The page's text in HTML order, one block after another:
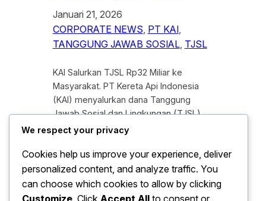
Januari 21, 2026
CORPORATE NEWS, PT KAI
TANGGUNG JAWAB SOSIAL, TJSL
KAI Salurkan TJSL Rp32 Miliar ke
Masyarakat. PT Kereta Api Indonesia
(KAI) menyalurkan dana Tanggung
Jawab Sosial dan Lingkungan (TJSL)
senilai Rp32 miliar kepada masyarakat
Penyaluran dana tersebut di lakukan
sebagai bagian dari komitmen
perusahaan dalam mendukung
pembangunan sosial yang
We respect your privacy
Cookies help us improve your experience, deliver
personalized content, and analyze traffic. You
can choose which cookies to allow by clicking
Customize . Click Accept All to consent or